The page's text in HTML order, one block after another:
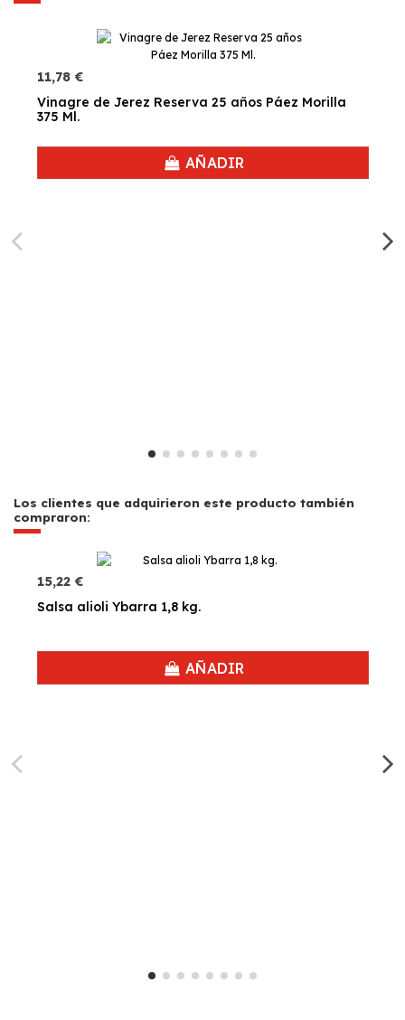
11,78 €
Vinagre de Jerez Reserva 25 años Páez Morilla
375 Ml.
AÑADIR
Los clientes que adquirieron este producto también
compraron:
15,22 €
Salsa alioli Ybarra 1,8 kg.
AÑADIR